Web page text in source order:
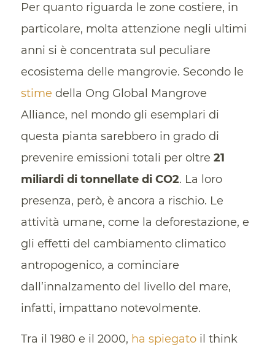
Per quanto riguarda le zone costiere, in
particolare, molta attenzione negli ultimi
anni si è concentrata sul peculiare
ecosistema delle mangrovie. Secondo le
stime della Ong Global Mangrove
Alliance, nel mondo gli esemplari di
questa pianta sarebbero in grado di
prevenire emissioni totali per oltre 21
miliardi di tonnellate di CO2. La loro
presenza, però, è ancora a rischio. Le
attività umane, come la deforestazione, e
gli effetti del cambiamento climatico
antropogenico, a cominciare
dall’innalzamento del livello del mare,
infatti, impattano notevolmente.
Tra il 1980 e il 2000, ha spiegatoil think